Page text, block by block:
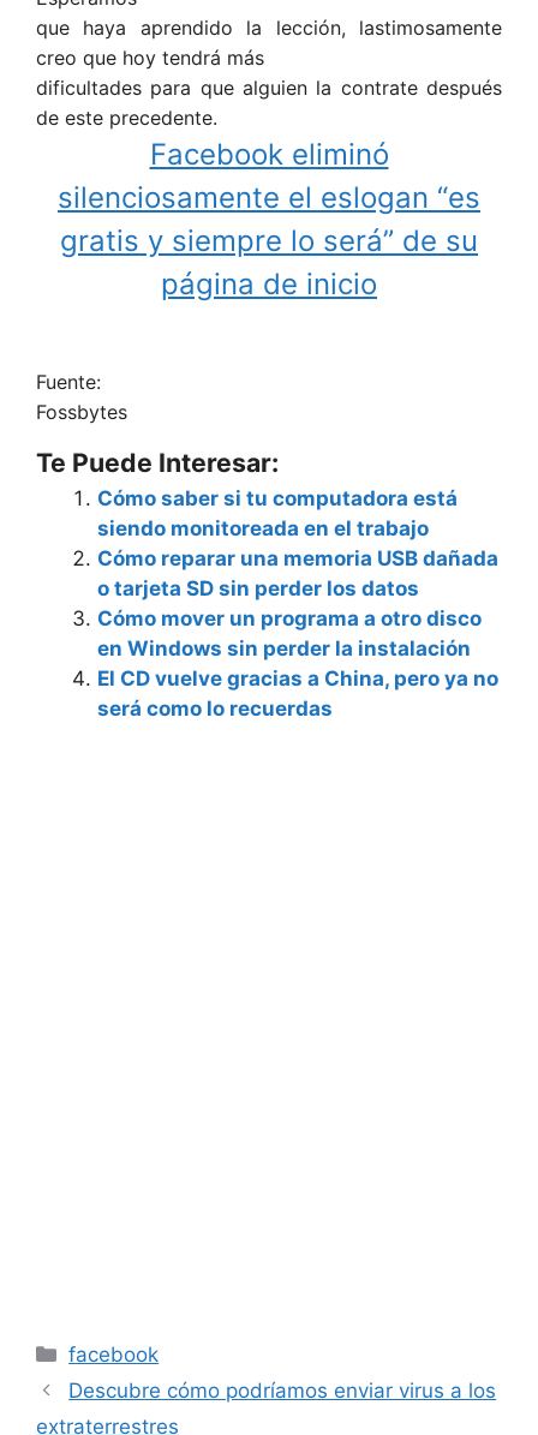
que haya aprendido la lección, lastimosamente
creo que hoy tendrá más
dificultades para que alguien la contrate después
de este precedente.
Facebook eliminó
silenciosamente el eslogan “es
gratis y siempre lo será” de su
página de inicio
Fuente:
Fossbytes
Te Puede Interesar:
Cómo saber si tu computadora está
siendo monitoreada en el trabajo
Cómo reparar una memoria USB dañada
o tarjeta SD sin perder los datos
Cómo mover un programa a otro disco
en Windows sin perder la instalación
El CD vuelve gracias a China, pero ya no
será como lo recuerdas
Categorías
facebook
Descubre cómo podríamos enviar virus a los
extraterrestres